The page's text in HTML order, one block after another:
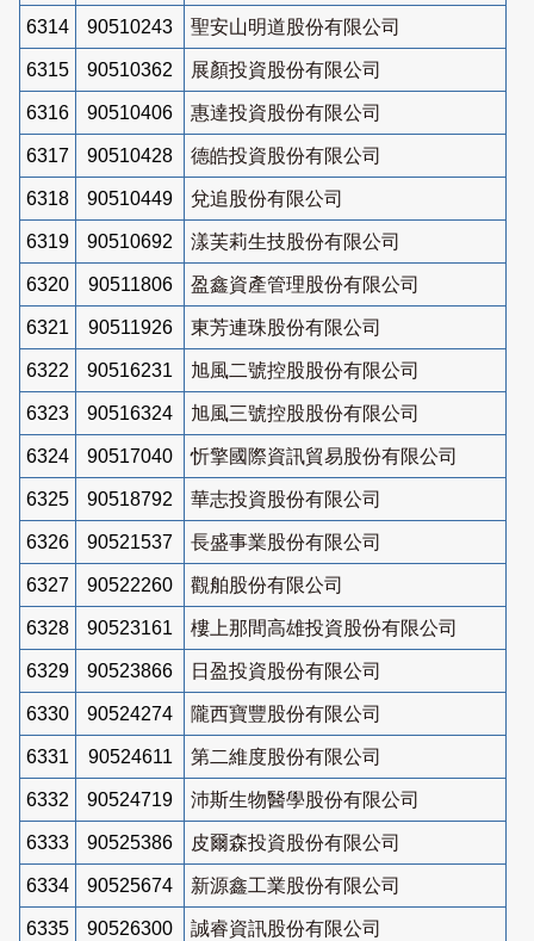
6314 90510243 聖安山明道股份有限公司
6315 90510362 展顏投資股份有限公司
6316 90510406 惠達投資股份有限公司
6317 90510428 德皓投資股份有限公司
6318 90510449 兌追股份有限公司
6319 90510692 漾芙莉生技股份有限公司
6320 90511806 盈鑫資產管理股份有限公司
6321 90511926 東芳連珠股份有限公司
6322 90516231 旭風二號控股股份有限公司
6323 90516324 旭風三號控股股份有限公司
6324 90517040 忻擎國際資訊貿易股份有限公司
6325 90518792 華志投資股份有限公司
6326 90521537 長盛事業股份有限公司
6327 90522260 觀舶股份有限公司
6328 90523161 樓上那間高雄投資股份有限公司
6329 90523866 日盈投資股份有限公司
6330 90524274 隴西寶豐股份有限公司
6331 90524611 第二維度股份有限公司
6332 90524719 沛斯生物醫學股份有限公司
6333 90525386 皮爾森投資股份有限公司
6334 90525674 新源鑫工業股份有限公司
6335 90526300 誠睿資訊股份有限公司